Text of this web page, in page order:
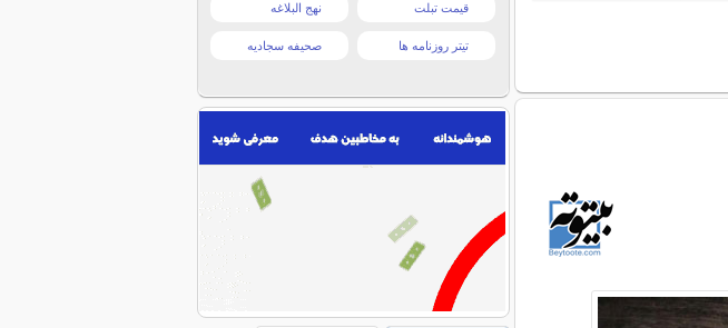
قیمت تبلت نهج البلاغه
تیتر روزنامه ها صحیفه سجادیه